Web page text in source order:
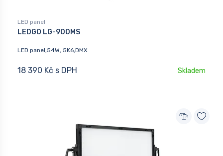
LED panel
LEDGO LG-900MS
LED panel,54W, 5K6,DMX
18 390 Kč s DPH Skladem